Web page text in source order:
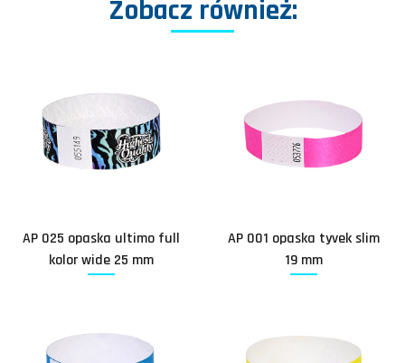
Zobacz również:
AP 025 opaska ultimo full
kolor wide 25 mm
AP 001 opaska tyvek slim
19 mm